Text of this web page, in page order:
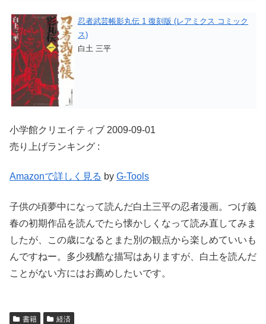
忍者武芸帳影丸伝 1 復刻版 (レアミクス コミック
ス)
白土 三平
小学館クリエイティブ 2009-09-01
売り上げランキング :
Amazonで詳しく見る by G-Tools
子供の頃夢中になって読んだ白土三平の忍者漫画。つげ義
春の初期作品を読んでたら懐かしくなって読み直してみま
したが、この歳になるとまた別の観点から楽しめていいも
んですねー。多少残酷な描写はありますが、白土を読んだ
ことがない方にはお薦めしたいです。
書籍 経済